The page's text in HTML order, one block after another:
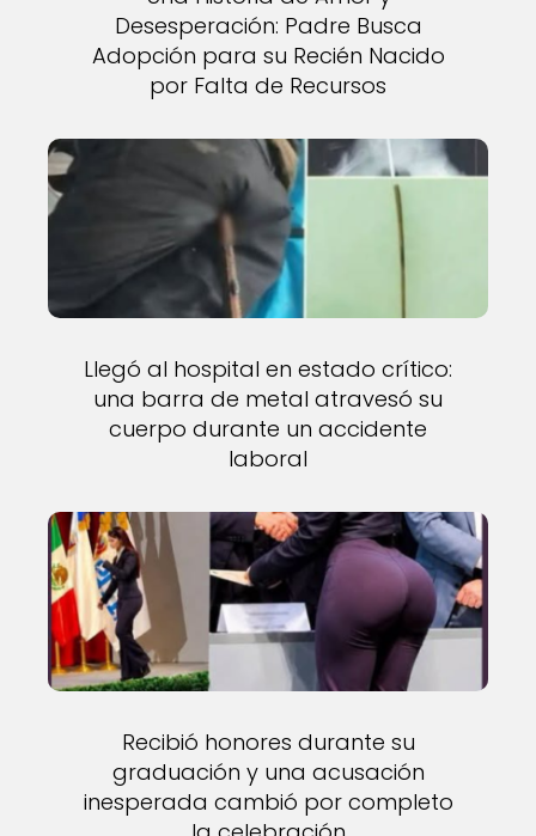
Desesperación: Padre Busca
Adopción para su Recién Nacido
por Falta de Recursos
Llegó al hospital en estado crítico:
una barra de metal atravesó su
cuerpo durante un accidente
laboral
Recibió honores durante su
graduación y una acusación
inesperada cambió por completo